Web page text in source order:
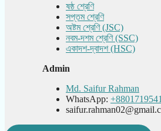
ষষ্ঠ শ্রেণি
সপ্তম শ্রেণি
অষ্টম শ্রেণি (JSC)
নবম-দশম শ্রেণি (SSC)
একাদশ-দ্বাদশ (HSC)
Admin
Md. Saifur Rahman
WhatsApp: